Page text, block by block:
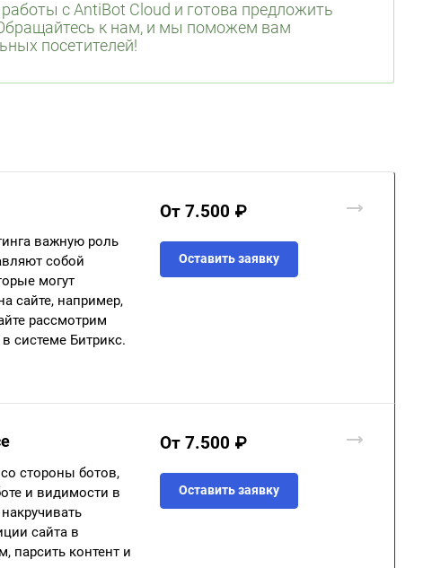
с AntiBot Cloud и готова предложить
к нам, и мы поможем вам
посетителей!
важную роль
собой
могут
сайте, например,
рассмотрим
системе Битрикс.
От 7.500 ₽
Оставить заявку
стороны ботов,
и видимости в
сайта в
парсить контент и
От 7.500 ₽
Оставить заявку